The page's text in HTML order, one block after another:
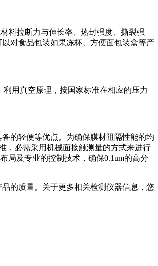
料拉断力与伸长率、热封强度、撕裂强
对食品包装如果冻杯、方便面包装盒等产
用真空原理，按国家标准在相应的压力
的轻便等优点。为确保膜材阻隔性能的均
，必需采用机械面接触测量的方式来进行
局及专业的控制技术，确保0.1um的高分
的质量。关于更多相关检测仪器信息，您